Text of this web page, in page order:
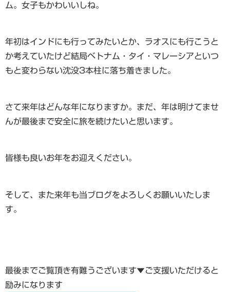
ム。女子もかわいいしね。
年初はインドにも行ってみたいとか、ラオスにも行こうと
か考えていたけど結局ベトナム・タイ・マレーシアといつ
もと変わらない沈没3本柱に落ち着きました。
さて来年はどんな年になりますか。まだ、年は明けてませ
んが最後まで安全に旅を続けたいと思います。
皆様も良いお年をお迎えください。
そして、また来年も当ブログをよろしくお願いいたしま
す。
最後までご覧頂き有難うございます▼ご支援いただけると
励みになります